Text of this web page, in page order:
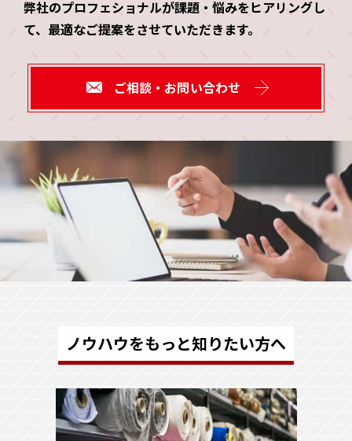
弊社のプロフェショナルが課題・悩みをヒアリングし
て、 最適なご提案をさせていただきます。
ご相談・お問い合わせ
ノウハウをもっと知りたい方へ